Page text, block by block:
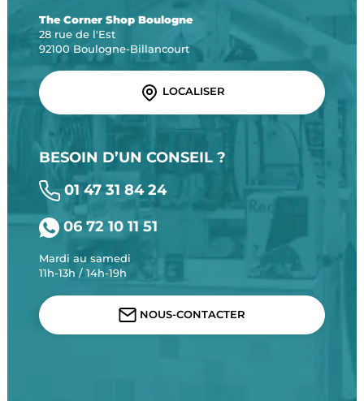
The Corner Shop Boulogne
28 rue de l'Est
92100 Boulogne-Billancourt
LOCALISER
BESOIN D’UN CONSEIL ?
01 47 31 84 24
06 72 10 11 51
Mardi au samedi
11h-13h / 14h-19h
NOUS-CONTACTER